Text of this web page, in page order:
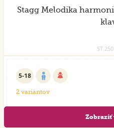
Stagg Melodika
5-18
2 variantov
Zobraziť